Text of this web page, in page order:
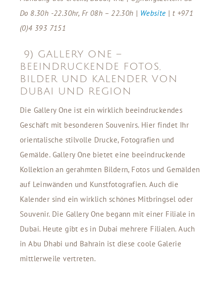
Do 8.30h -22.30hr, Fr 08h – 22.30h | Website | t +971
(0)4 393 7151
9) GALLERY ONE –
BEEINDRUCKENDE FOTOS,
BILDER UND KALENDER VON
DUBAI UND REGION
Die Gallery One ist ein wirklich beeindruckendes
Geschäft mit besonderen Souvenirs. Hier findet Ihr
orientalische stilvolle Drucke, Fotografien und
Gemälde. Gallery One bietet eine beeindruckende
Kollektion an gerahmten Bildern, Fotos und Gemälden
auf Leinwänden und Kunstfotografien. Auch die
Kalender sind ein wirklich schönes Mitbringsel oder
Souvenir. Die Gallery One begann mit einer Filiale in
Dubai. Heute gibt es in Dubai mehrere Filialen. Auch
in Abu Dhabi und Bahrain ist diese coole Galerie
mittlerweile vertreten.